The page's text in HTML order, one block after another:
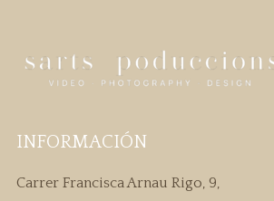
INFORMACIÓN
Carrer Francisca Arnau Rigo, 9,